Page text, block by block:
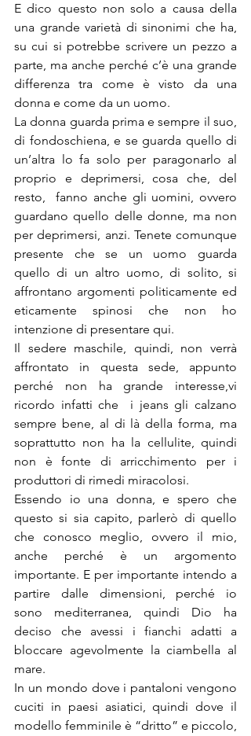
E dico questo non solo a causa della
una grande varietà di sinonimi che ha,
su cui si potrebbe scrivere un pezzo a
parte, ma anche perché c’è una grande
differenza tra come è visto da una
donna e come da un uomo.
La donna guarda prima e sempre il suo,
di fondoschiena, e se guarda quello di
un’altra lo fa solo per paragonarlo al
proprio e deprimersi, cosa che, del
resto,  fanno anche gli uomini, ovvero
guardano quello delle donne, ma non
per deprimersi, anzi. Tenete comunque
presente che se un uomo guarda
quello di un altro uomo, di solito, si
affrontano argomenti politicamente ed
eticamente spinosi che non ho
intenzione di presentare qui.
Il sedere maschile, quindi, non verrà
affrontato in questa sede, appunto
perché non ha grande interesse,vi
ricordo infatti che  i jeans gli calzano
sempre bene, al di là della forma, ma
soprattutto non ha la cellulite, quindi
non è fonte di arricchimento per i
produttori di rimedi miracolosi.
Essendo io una donna, e spero che
questo si sia capito, parlerò di quello
che conosco meglio, ovvero il mio,
anche perché è un argomento
importante. E per importante intendo a
partire dalle dimensioni, perché io
sono mediterranea, quindi Dio ha
deciso che avessi i fianchi adatti a
bloccare agevolmente la ciambella al
mare.
In un mondo dove i pantaloni vengono
cuciti in paesi asiatici, quindi dove il
modello femminile è “dritto” e piccolo,